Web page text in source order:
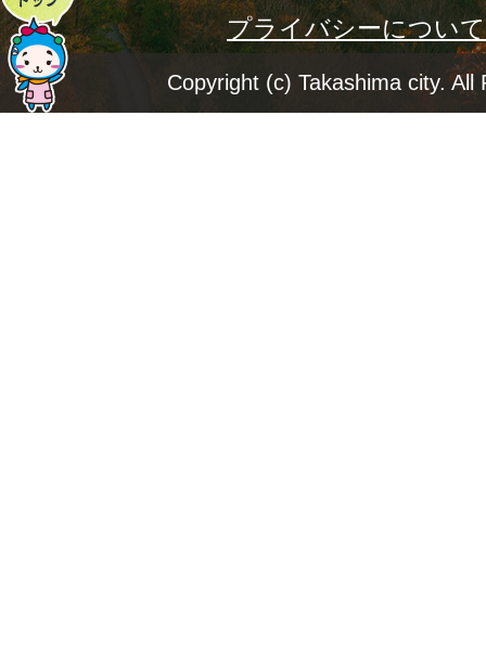
ー
ジ
プライバシーについて
Copyright (c) Takashima city. All